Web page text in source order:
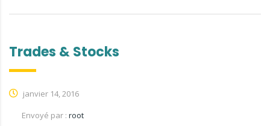
Trades & Stocks
janvier 14, 2016
Envoyé par : root